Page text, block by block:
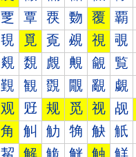
覂 覃 覄 覅 覆 覇
覒 覓 覔 覕 視 覗
覢 覣 覤 覥 覦 覧
覲 観 覴 覵 覶 覷
观 觃 规 觅 视 觇
角 觓 觔 觕 觖 觗
觢 解 觤 觥 触 觧